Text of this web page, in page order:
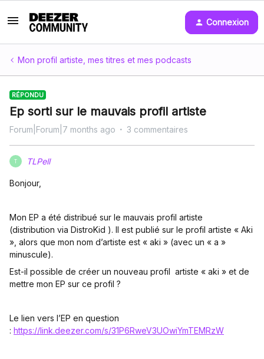
Connexion
Mon profil artiste, mes titres et mes podcasts
RÉPONDU
Ep sorti sur le mauvais profil artiste
Forum|Forum|7 months ago 3 commentaires
T TLPell
Bonjour,
Mon EP a été distribué sur le mauvais profil artiste
(distribution via DistroKid ). Il est publié sur le profil artiste « Aki
», alors que mon nom d’artiste est « aki » (avec un « a »
minuscule).
Est-il possible de créer un nouveau profil artiste « aki » et de
mettre mon EP sur ce profil ?
Le lien vers l’EP en question
: https://link.deezer.com/s/31P6RweV3UOwiYmTEMRzW